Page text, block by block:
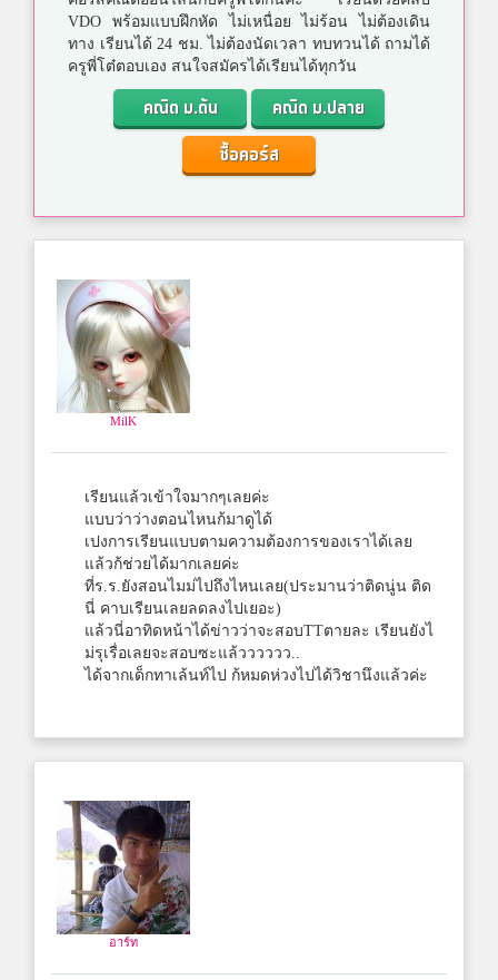
VDO พร้อมแบบฝึกหัด ไม่เหนื่อย ไม่ร้อน ไม่ต้องเดิน
ทาง เรียนได้ 24 ชม. ไม่ต้องนัดเวลา ทบทวนได้ ถามได้
ครูพี่โต๋ตอบเอง สนใจสมัครได้เรียนได้ทุกวัน
คณิต ม.ต้น
คณิต ม.ปลาย
ซื้อคอร์ส
MilK
เรียนแล้วเข้าใจมากๆเลยค่ะ
แบบว่าว่างตอนไหนก้มาดูได้
เปงการเรียนแบบตามความต้องการของเราได้เลย
แล้วก้ช่วยได้มากเลยค่ะ
ที่ร.ร.ยังสอนไมม่ไปถึงไหนเลย(ประมานว่าติดนู่น ติด
นี่ คาบเรียนเลยลดลงไปเยอะ)
แล้วนี่อาทิดหน้าได้ข่าวว่าจะสอบTTตายละ เรียนยังไ
ม่รุเรื่อเลยจะสอบซะแล้วววววว..
ได้จากเด็กทาเล้นท์ไป ก้หมดห่วงไปได้วิชานึงแล้วค่ะ
อาร์ท